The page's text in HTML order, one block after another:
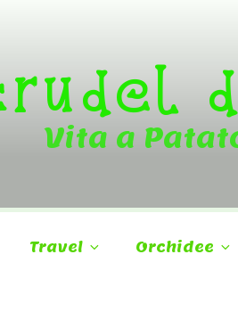
Vita a
Travel Orchidee